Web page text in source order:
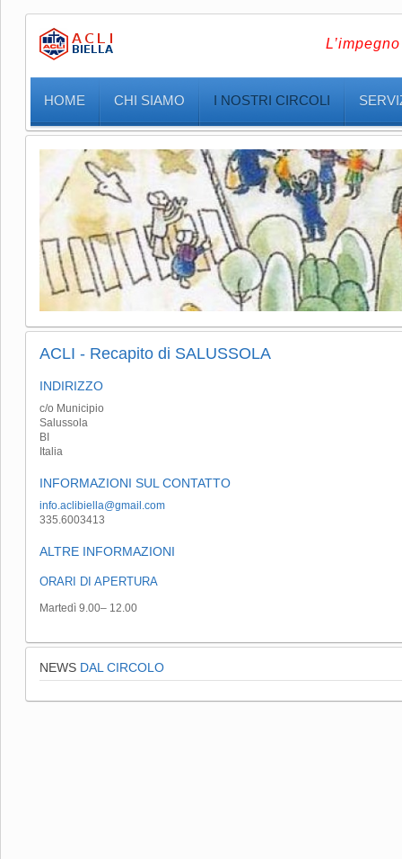
HOME CHI SIAMO I NOSTRI CIRCOLI
ACLI - Recapito di SALUSSOLA
INDIRIZZO
c/o Municipio
Salussola
BI
Italia
INFORMAZIONI SUL CONTATTO
info.aclibiella@gmail.com
335.6003413
ALTRE INFORMAZIONI
ORARI DI APERTURA
Martedì 9.00– 12.00
NEWS DAL CIRCOLO